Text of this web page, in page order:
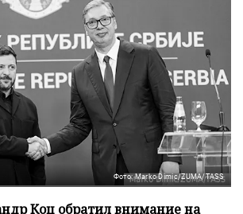
Фото: Marko Dimic/ZUMA/TASS
Коц обратил внимание на